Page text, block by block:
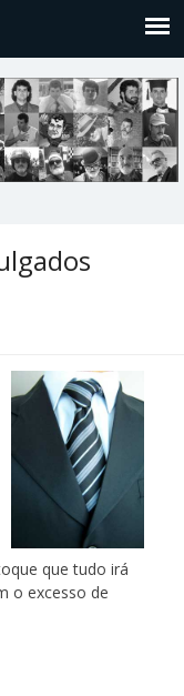
que tudo irá
o excesso de